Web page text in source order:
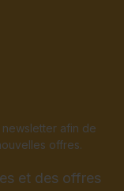
afin de
offres.
et des offres